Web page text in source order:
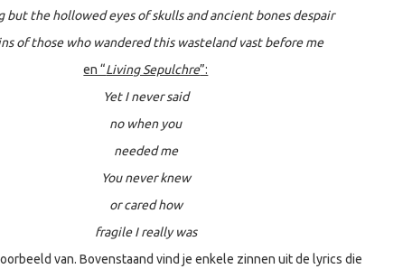
but the hollowed eyes of skulls and ancient bones despair
of those who wandered this wasteland vast before me
en “Living Sepulchre”:
Yet I never said
no when you
needed me
You never knew
or cared how
fragile I really was
van. Bovenstaand vind je enkele zinnen uit de lyrics die